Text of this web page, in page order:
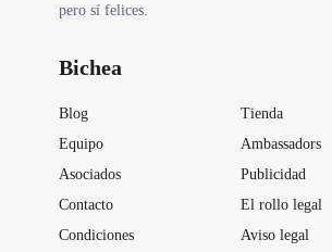
pero sí felices.
Bichea
Blog
Tienda
Equipo
Ambassadors
Asociados
Publicidad
Contacto
El rollo legal
Condiciones
Aviso legal